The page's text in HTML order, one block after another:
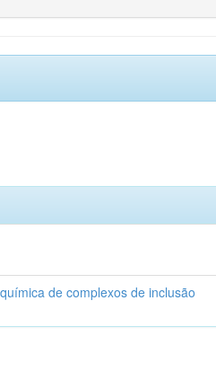
de complexos de inclusão